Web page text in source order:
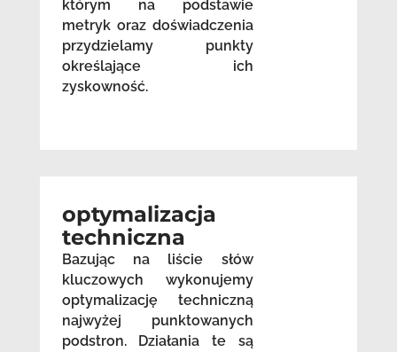
którym na podstawie
metryk oraz doświadczenia
przydzielamy punkty
określające ich
zyskowność.
optymalizacja
techniczna
Bazując na liście słów
kluczowych wykonujemy
optymalizację techniczną
najwyżej punktowanych
podstron. Działania te są